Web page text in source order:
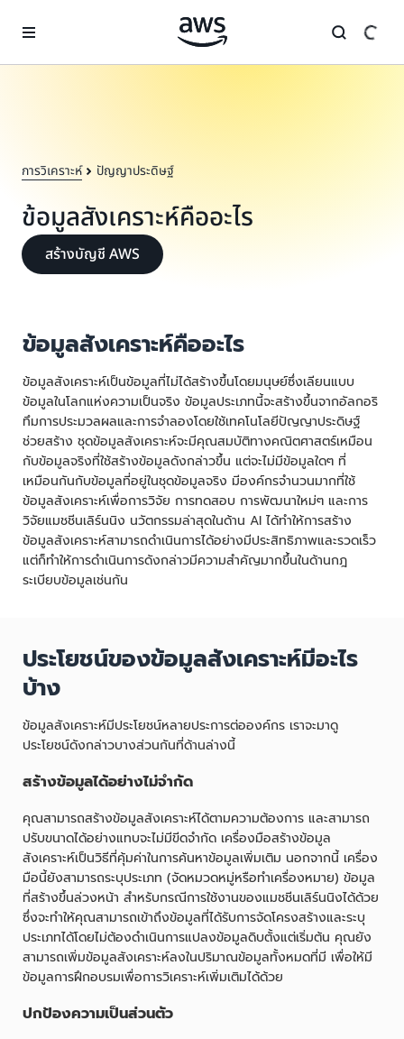
การวิเคราะห์ ปัญญาประดิษฐ์
ข้อมูลสังเคราะห์คืออะไร
สร้างบัญชี AWS
ข้อมูลสังเคราะห์คืออะไร
ข้อมูลสังเคราะห์เป็นข้อมูลที่ไม่ได้สร้างขึ้นโดยมนุษย์ซึ่งเลียนแบบ
ข้อมูลในโลกแห่งความเป็นจริง ข้อมูลประเภทนี้จะสร้างขึ้นจากอัลกอริ
ทึมการประมวลผลและการจำลองโดยใช้เทคโนโลยีปัญญาประดิษฐ์
ช่วยสร้าง ชุดข้อมูลสังเคราะห์จะมีคุณสมบัติทางคณิตศาสตร์เหมือน
กับข้อมูลจริงที่ใช้สร้างข้อมูลดังกล่าวขึ้น แต่จะไม่มีข้อมูลใดๆ ที่
เหมือนกันกับข้อมูลที่อยู่ในชุดข้อมูลจริง มีองค์กรจำนวนมากที่ใช้
ข้อมูลสังเคราะห์เพื่อการวิจัย การทดสอบ การพัฒนาใหม่ๆ และการ
วิจัยแมชชีนเลิร์นนิง นวัตกรรมล่าสุดในด้าน AI ได้ทำให้การสร้าง
ข้อมูลสังเคราะห์สามารถดำเนินการได้อย่างมีประสิทธิภาพและรวดเร็ว
แต่ก็ทำให้การดำเนินการดังกล่าวมีความสำคัญมากขึ้นในด้านกฎ
ระเบียบข้อมูลเช่นกัน
ประโยชน์ของข้อมูลสังเคราะห์มีอะไร
บ้าง
ข้อมูลสังเคราะห์มีประโยชน์หลายประการต่อองค์กร เราจะมาดู
ประโยชน์ดังกล่าวบางส่วนกันที่ด้านล่างนี้
สร้างข้อมูลได้อย่างไม่จำกัด
คุณสามารถสร้างข้อมูลสังเคราะห์ได้ตามความต้องการ และสามารถ
ปรับขนาดได้อย่างแทบจะไม่มีขีดจำกัด เครื่องมือสร้างข้อมูล
สังเคราะห์เป็นวิธีที่คุ้มค่าในการค้นหาข้อมูลเพิ่มเติม นอกจากนี้ เครื่อง
มือนี้ยังสามารถระบุประเภท (จัดหมวดหมู่หรือทำเครื่องหมาย) ข้อมูล
ที่สร้างขึ้นล่วงหน้า สำหรับกรณีการใช้งานของแมชชีนเลิร์นนิงได้ด้วย
ซึ่งจะทำให้คุณสามารถเข้าถึงข้อมูลที่ได้รับการจัดโครงสร้างและระบุ
ประเภทได้โดยไม่ต้องดำเนินการแปลงข้อมูลดิบตั้งแต่เริ่มต้น คุณยัง
สามารถเพิ่มข้อมูลสังเคราะห์ลงในปริมาณข้อมูลทั้งหมดที่มี เพื่อให้มี
ข้อมูลการฝึกอบรมเพื่อการวิเคราะห์เพิ่มเติมได้ด้วย
ปกป้องความเป็นส่วนตัว